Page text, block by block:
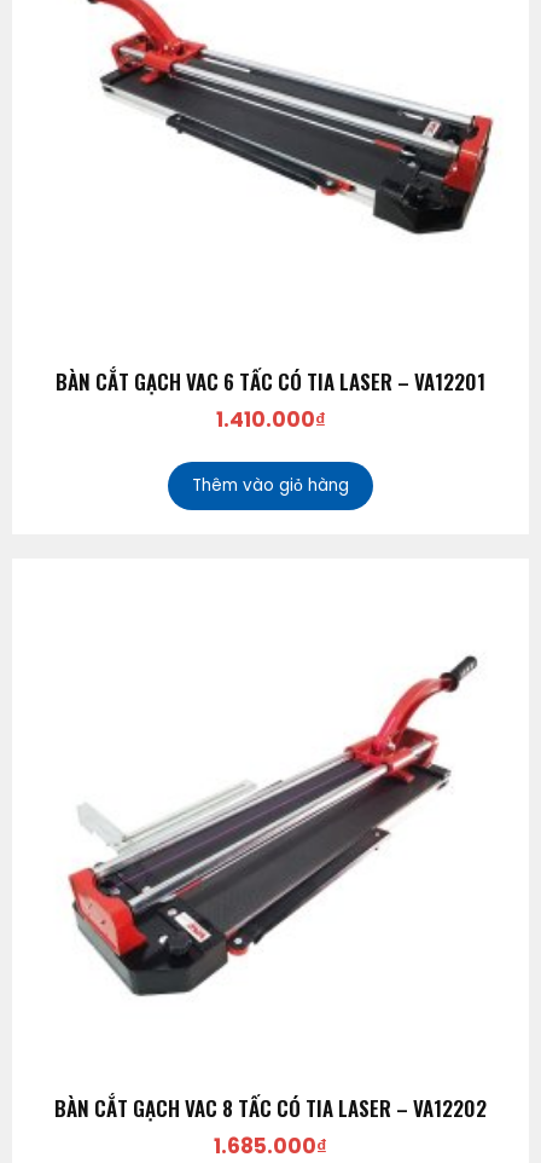
BÀN CẮT GẠCH VAC 6 TẤC CÓ TIA LASER – VA12201
1.410.000₫
Thêm vào giỏ hàng
BÀN CẮT GẠCH VAC 8 TẤC CÓ TIA LASER – VA12202
1.685.000₫